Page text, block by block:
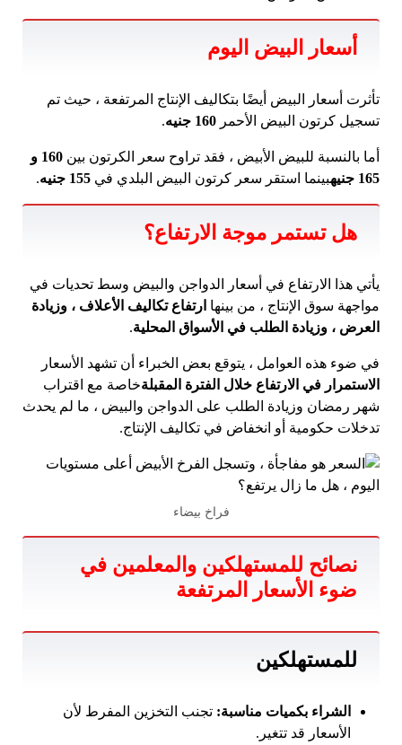
أسعار البيض اليوم
تأثرت أسعار البيض أيضًا بتكاليف الإنتاج المرتفعة ، حيث تم
تسجيل كرتون البيض الأحمر 160 جنيه .
أما بالنسبة للبيض الأبيض ، فقد تراوح سعر الكرتون بين
160 و
165 جنيه
بينما استقر سعر كرتون البيض البلدي في 155 جنيه .
هل تستمر موجة الارتفاع؟
يأتي هذا الارتفاع في أسعار الدواجن والبيض وسط تحديات في
مواجهة سوق الإنتاج ، من بينها ارتفاع تكاليف الأعلاف ، وزيادة
العرض ، وزيادة الطلب في الأسواق المحلية.
في ضوء هذه العوامل ، يتوقع بعض الخبراء أن تشهد الأسعار
الاستمرار في الارتفاع خلال الفترة المقبلةخاصة مع اقتراب
شهر رمضان وزيادة الطلب على الدواجن والبيض ، ما لم يحدث
تدخلات حكومية أو انخفاض في تكاليف الإنتاج.
فراخ بيضاء
نصائح للمستهلكين والمعلمين في
ضوء الأسعار المرتفعة
للمستهلكين
الشراء بكميات مناسبة: تجنب التخزين المفرط لأن
الأسعار قد تتغير.